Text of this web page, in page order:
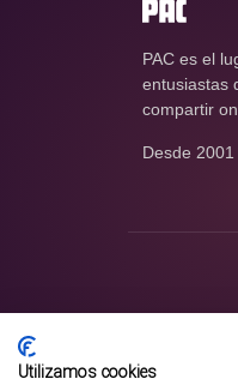
PAC es el
entusiastas
compartir
Desde
Utilizamos cookies